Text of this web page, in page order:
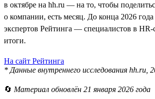
в октябре на hh.ru — на то, чтобы
о компании, есть месяц. До конца 2026 года
экспертов Рейтинга — специалистов в
итоги.
На сайт Рейтинга
* Данные внутреннего исследования hh.ru,
🔄 Материал обновлён 21 января 2026 года